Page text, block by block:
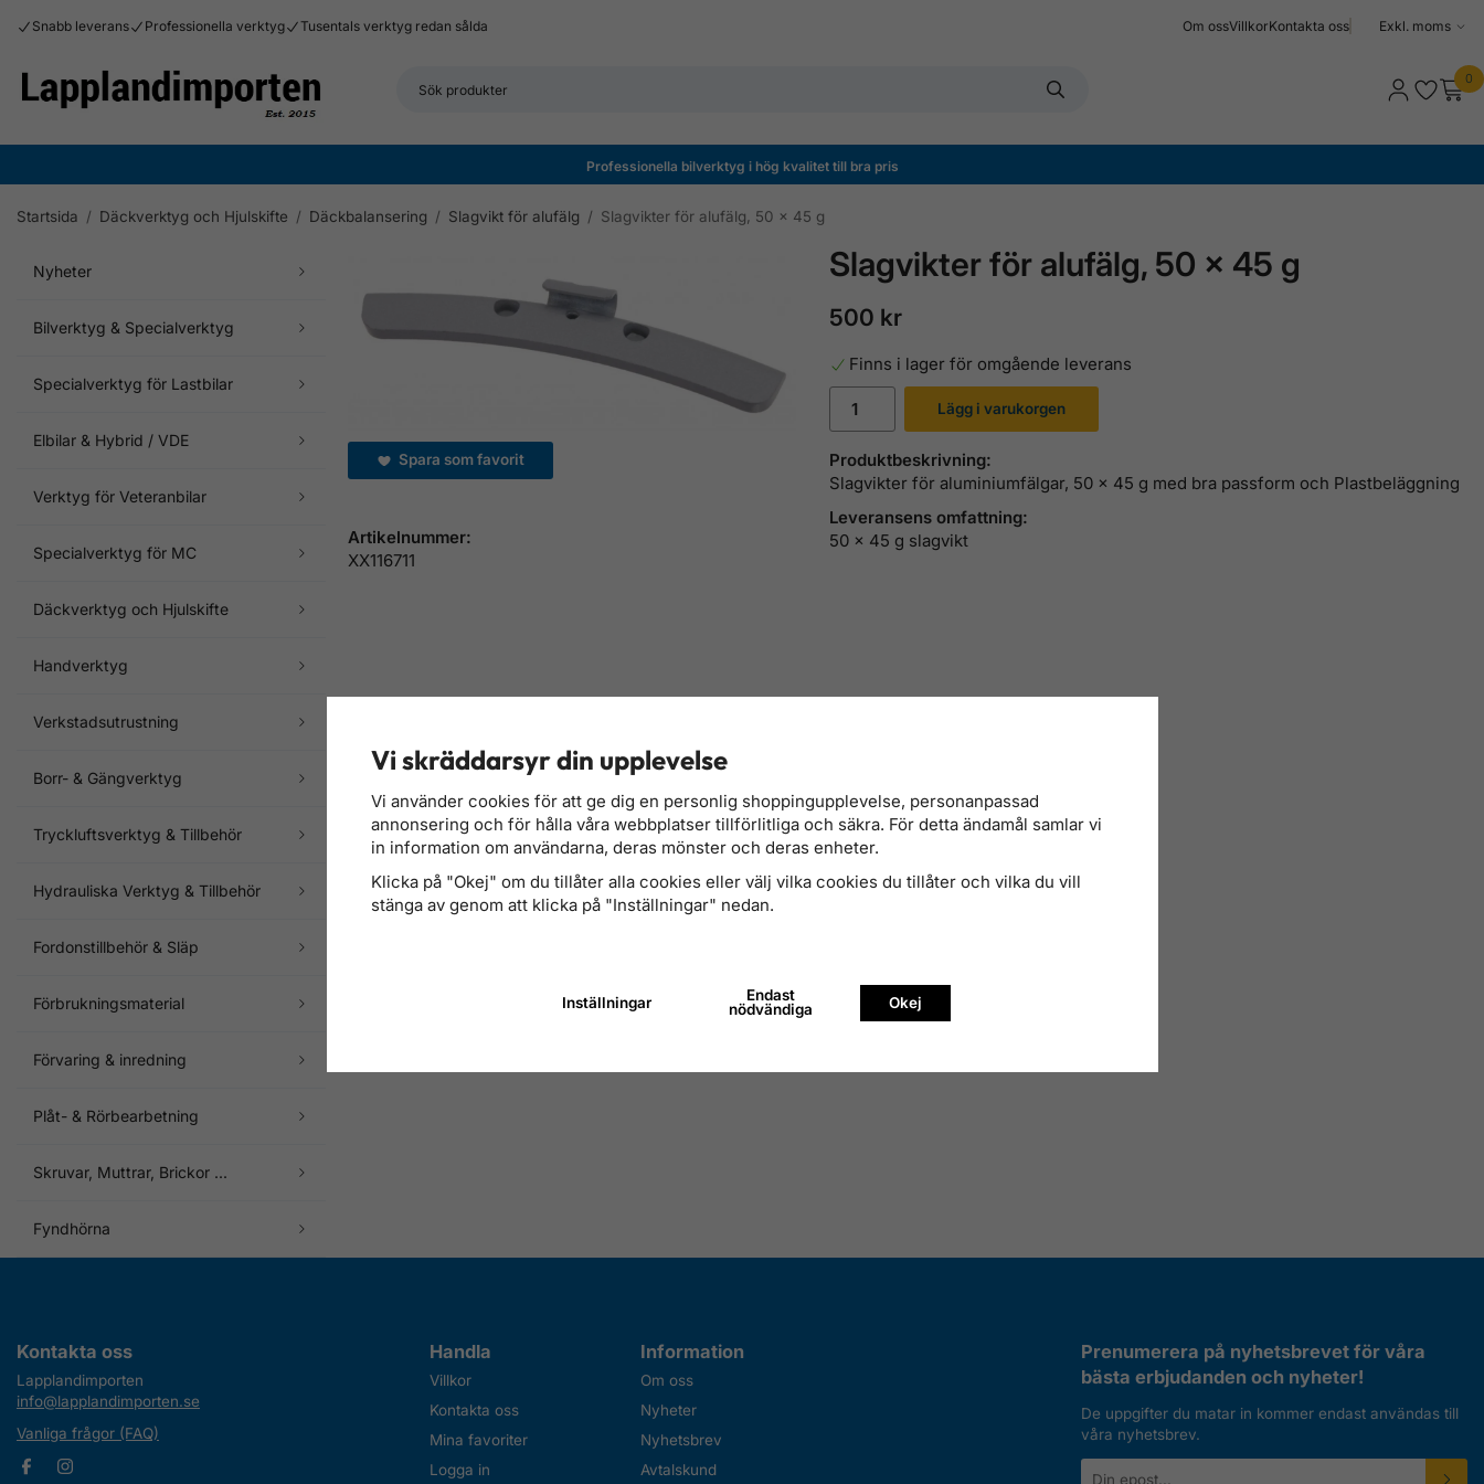
Snabb leverans Professionella verktyg Tusentals verktyg redan sålda Om ossVillkorKontakta oss
Välj
0
Professionella bilverktyg i hög kvalitet till bra pris
Startsida / Däckverktyg och Hjulskifte / Däckbalansering / Slagvikt för alufälg / Slagvikter för alufälg, 50 x 45 g
Nyheter
Bilverktyg & Specialverktyg
Specialverktyg för Lastbilar
Elbilar & Hybrid / VDE
Verktyg för Veteranbilar
Specialverktyg för MC
Däckverktyg och Hjulskifte
Handverktyg
Verkstadsutrustning
Borr- & Gängverktyg
Tryckluftsverktyg & Tillbehör
Hydrauliska Verktyg & Tillbehör
Fordonstillbehör & Släp
Förbrukningsmaterial
Förvaring & inredning
Plåt- & Rörbearbetning
Skruvar, Muttrar, Brickor ...
Fyndhörna
Spara som favorit
Artikelnummer:
XX116711
Slagvikter för alufälg, 50 x 45 g
500 kr
Finns i lager för omgående leverans
Lägg i varukorgen
Produktbeskrivning:
Slagvikter för aluminiumfälgar, 50 x 45 g med bra passform och Plastbeläggning
Leveransens omfattning:
50 x 45 g slagvikt
Kontakta oss
Lapplandimporten
info@lapplandimporten.se
Vanliga frågor (FAQ)
Handla
Villkor
Kontakta oss
Mina favoriter
Logga in
Information
Om oss
Nyheter
Nyhetsbrev
Avtalskund
Prenumerera på nyhetsbrevet för våra
bästa erbjudanden och nyheter!
De uppgifter du matar in kommer endast användas till
våra nyhetsbrev.
Vi skräddarsyr din upplevelse
Vi använder cookies för att ge dig en personlig shoppingupplevelse, personanpassad
annonsering och för hålla våra webbplatser tillförlitliga och säkra. För detta ändamål samlar vi
in information om användarna, deras mönster och deras enheter.
Klicka på "Okej" om du tillåter alla cookies eller välj vilka cookies du tillåter och vilka du vill
stänga av genom att klicka på "Inställningar" nedan.
Inställningar
Endast
nödvändiga
Okej